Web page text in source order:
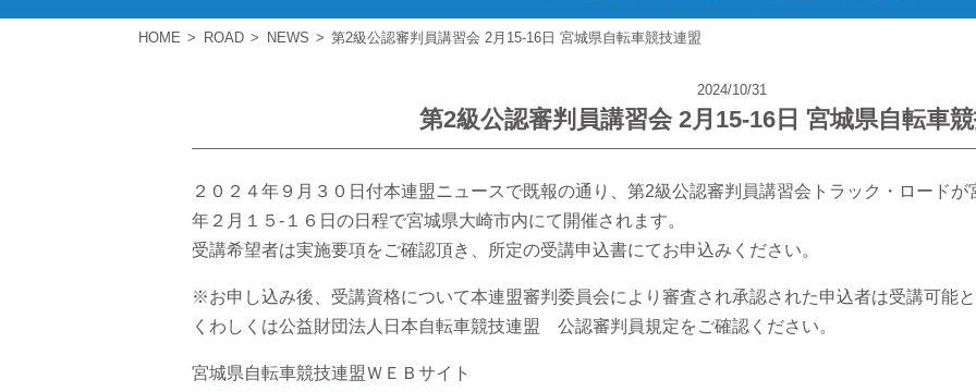
HOME ROAD NEWS 第2級公認審判員講習会 2月15-16日 宮城県自転車競技連盟
2024/10/31
第2級公認審判員講習会 2月15-16日 宮城県自転車
２０２４年９月３０日付本連盟ニュースで既報の通り、第2級公認審判員講習会トラック・ロード
年２月１５-１６日の日程で宮城県大崎市内にて開催されます。
受講希望者は実施要項をご確認頂き、所定の受講申込書にてお申込みください。
※お申し込み後、受講資格について本連盟審判委員会により審査され承認された申込者は受講可能
くわしくは公益財団法人日本自転車競技連盟 公認審判員規定をご確認ください。
宮城県自転車競技連盟ＷＥＢサイト